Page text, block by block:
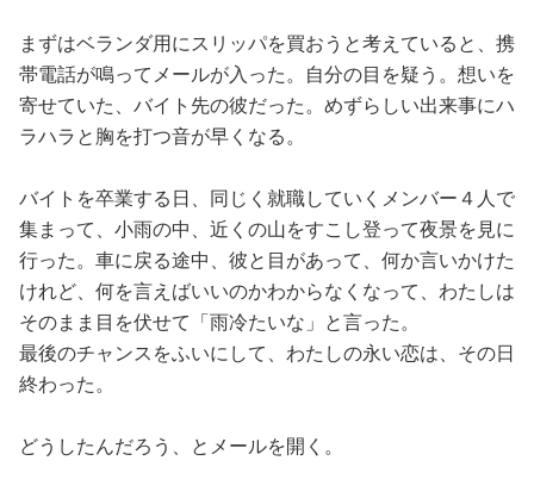
まずはベランダ用にスリッパを買おうと考えていると、携
帯電話が鳴ってメールが入った。自分の目を疑う。想いを
寄せていた、バイト先の彼だった。めずらしい出来事にハ
ラハラと胸を打つ音が早くなる。
バイトを卒業する日、同じく就職していくメンバー４人で
集まって、小雨の中、近くの山をすこし登って夜景を見に
行った。車に戻る途中、彼と目があって、何か言いかけた
けれど、何を言えばいいのかわからなくなって、わたしは
そのまま目を伏せて「雨冷たいな」と言った。
最後のチャンスをふいにして、わたしの永い恋は、その日
終わった。
どうしたんだろう、とメールを開く。